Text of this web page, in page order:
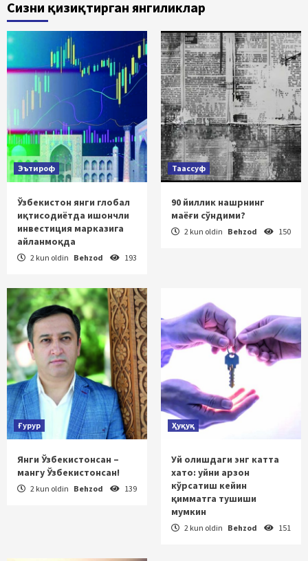
Сизни қизиқтирган янгиликлар
Эътироф
Ўзбекистон янги глобал
иқтисодиётда ишончли
инвестиция марказига
айланмоқда
2 kun oldin Behzod 193
Таассуф
90 йиллик нашрнинг
маёғи сўндими?
2 kun oldin Behzod 150
Ғурур
Янги Ўзбекистонсан –
мангу Ўзбекистонсан!
2 kun oldin Behzod 139
Ҳуқуқ
Уй олишдаги энг катта
хато: уйни арзон
кўрсатиш кейин
қимматга тушиши
мумкин
2 kun oldin Behzod 151